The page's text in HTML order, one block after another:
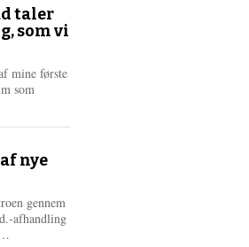
taler
som vi
mine første
som
nye
gennem
afhandling